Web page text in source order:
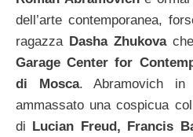
dell’arte contemporanea,
ragazza Dasha Zhukovache
Garage Center for
di Mosca. Abramovich
ammassato una cospicua
di Lucian Freud, Francis